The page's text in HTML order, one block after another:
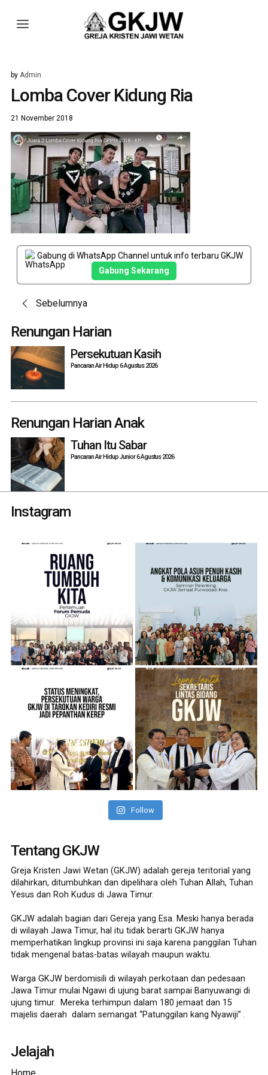
by Admin
Lomba Cover Kidung Ria
21 November 2018
Gabung di WhatsApp Channel untuk info terbaru GKJW
Gabung Sekarang
Post
navigation
Sebelumnya
Renungan Harian
Persekutuan Kasih
Pancaran Air Hidup 6 Agustus 2026
Renungan Harian Anak
Tuhan Itu Sabar
Pancaran Air Hidup Junior 6 Agustus 2026
Instagram
Follow
Tentang GKJW
Greja Kristen Jawi Wetan (GKJW) adalah gereja teritorial yang
dilahirkan, ditumbuhkan dan dipelihara oleh Tuhan Allah, Tuhan
Yesus dan Roh Kudus di Jawa Timur.
GKJW adalah bagian dari Gereja yang Esa. Meski hanya berada
di wilayah Jawa Timur, hal itu tidak berarti GKJW hanya
memperhatikan lingkup provinsi ini saja karena panggilan Tuhan
tidak mengenal batas-batas wilayah maupun waktu.
Warga GKJW berdomisili di wilayah perkotaan dan pedesaan
Jawa Timur mulai Ngawi di ujung barat sampai Banyuwangi di
ujung timur. Mereka terhimpun dalam 180 jemaat dan 15
majelis daerah dalam semangat “Patunggilan kang Nyawiji” .
Jelajah